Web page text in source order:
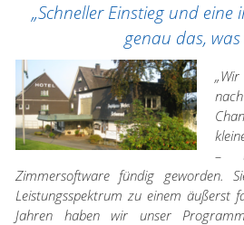
„Schneller Einstieg und
genau das,
–
Zimmersoftware fündig geworden.
Leistungsspektrum zu einem äußerst
Jahren haben wir unser